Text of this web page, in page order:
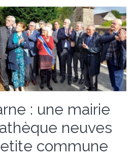
: une mairie
neuves
commune